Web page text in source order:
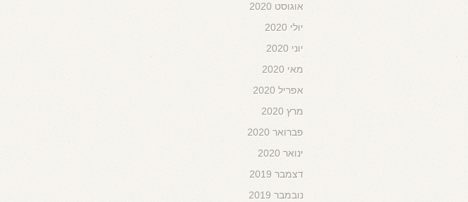
אוגוסט 2020
יולי 2020
יוני 2020
מאי 2020
אפריל 2020
מרץ 2020
פברואר 2020
ינואר 2020
דצמבר 2019
נובמבר 2019